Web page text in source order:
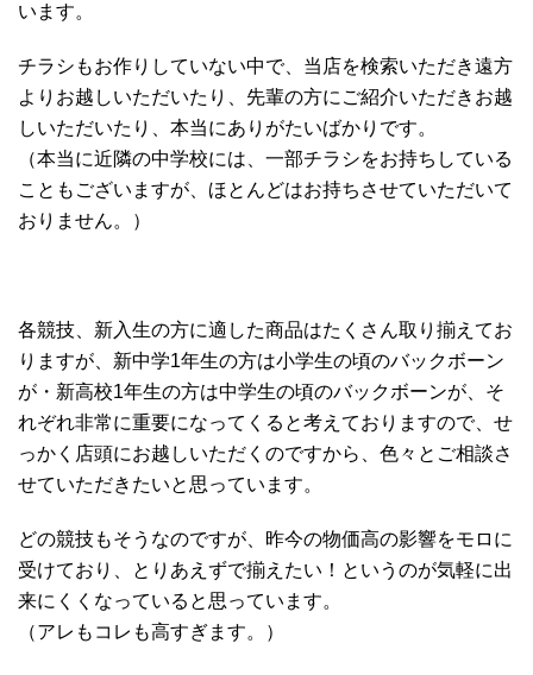
います。
チラシもお作りしていない中で、当店を検索いただき遠方
よりお越しいただいたり、先輩の方にご紹介いただきお越
しいただいたり、本当にありがたいばかりです。
（本当に近隣の中学校には、一部チラシをお持ちしている
こともございますが、ほとんどはお持ちさせていただいて
おりません。）
各競技、新入生の方に適した商品はたくさん取り揃えてお
りますが、新中学1年生の方は小学生の頃のバックボーン
が・新高校1年生の方は中学生の頃のバックボーンが、そ
れぞれ非常に重要になってくると考えておりますので、せ
っかく店頭にお越しいただくのですから、色々とご相談さ
せていただきたいと思っています。
どの競技もそうなのですが、昨今の物価高の影響をモロに
受けており、とりあえずで揃えたい！というのが気軽に出
来にくくなっていると思っています。
（アレもコレも高すぎます。）